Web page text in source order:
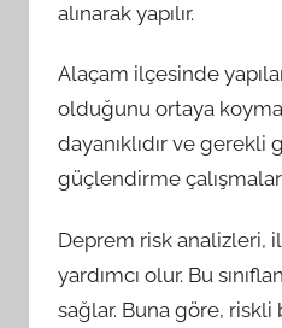
alınarak yapılır.
Alaçam ilçesinde
olduğunu ortaya
dayanıklıdır ve gerekli
güçlendirme
Deprem risk analizleri,
yardımcı olur. Bu
sağlar. Buna göre, riskli